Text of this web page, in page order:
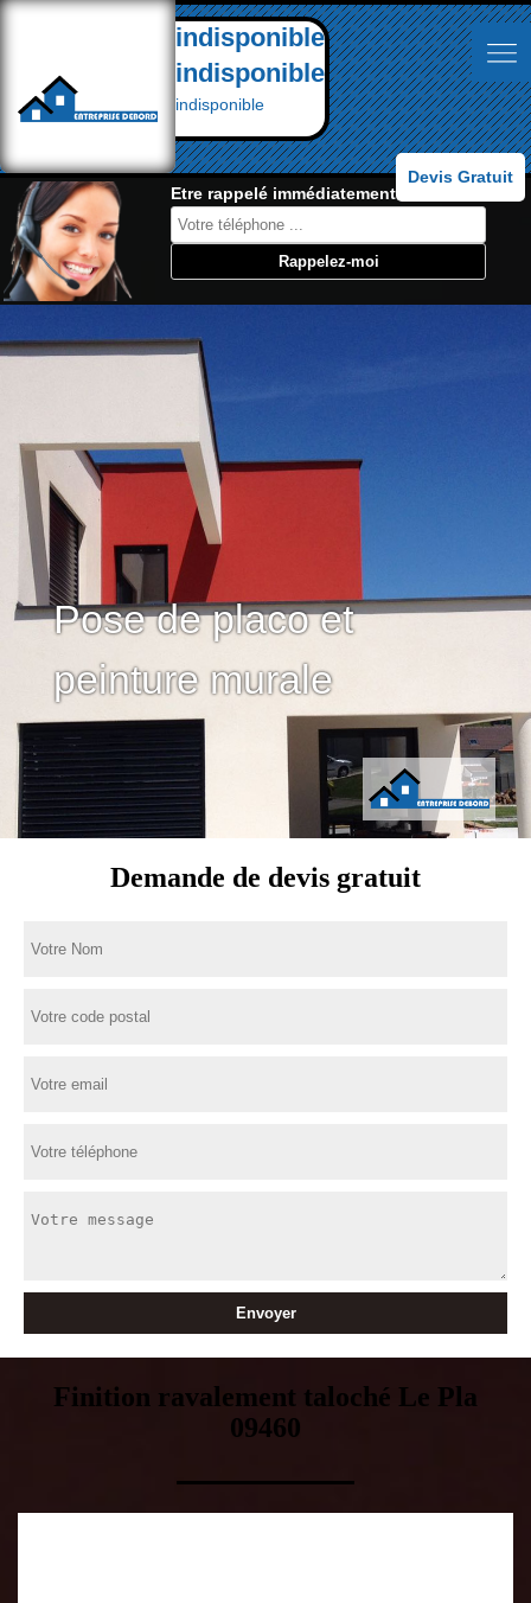
indisponible
indisponible
indisponible
Devis Gratuit
Etre rappelé immédiatement:
Pose de placo et
peinture murale
Demande de devis gratuit
Finition ravalement taloché Le Pla
09460